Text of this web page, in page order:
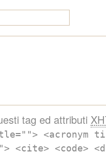
tag ed attributi
<acronym
<cite> <code>